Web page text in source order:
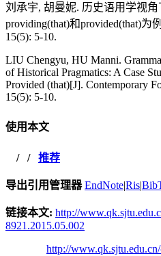
刘承宇, 胡曼妮. 历史语用学视
providing(that)和provided(that)为
15(5): 5-10.
LIU Chengyu, HU Manni.
of Historical Pragmatics: A Case
Provided (that)[J]. Contemporary
15(5): 5-10.
使用本文
/ / 推荐
导出引用管理器 EndNote|Ris|
链接本文: http://
8921.2015.05.002
http://